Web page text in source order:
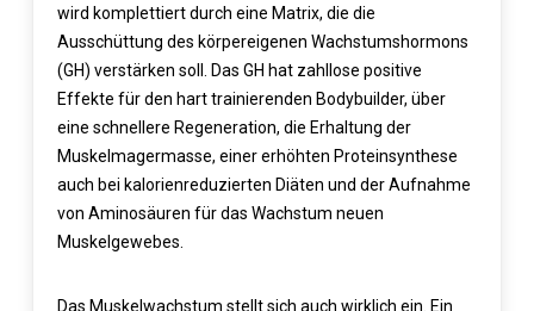
wird komplettiert durch eine Matrix, die die
Ausschüttung des körpereigenen Wachstumshormons
(GH) verstärken soll. Das GH hat zahllose positive
Effekte für den hart trainierenden Bodybuilder, über
eine schnellere Regeneration, die Erhaltung der
Muskelmagermasse, einer erhöhten Proteinsynthese
auch bei kalorienreduzierten Diäten und der Aufnahme
von Aminosäuren für das Wachstum neuen
Muskelgewebes.
Das Muskelwachstum stellt sich auch wirklich ein. Ein